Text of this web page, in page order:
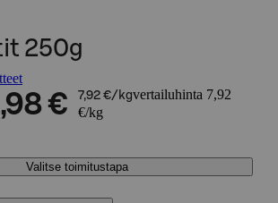
250g
€ 7,92 €/kgvertailuhinta 7,92
€/kg
Valitse toimitustapa